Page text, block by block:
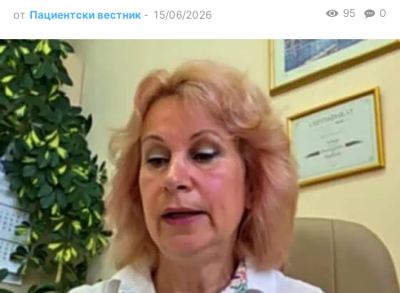
от Пациентски вестник - 15/06/2026 0
95